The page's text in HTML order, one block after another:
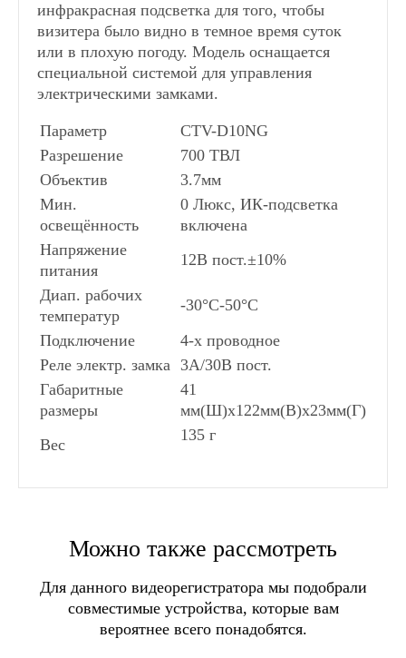
инфракрасная подсветка для того, чтобы
визитера было видно в темное время суток
или в плохую погоду. Модель оснащается
специальной системой для управления
электрическими замками.
Параметр
CTV-D10NG
Разрешение
700 ТВЛ
Объектив
3.7мм
Мин.
освещённость
0 Люкс, ИК-подсветка
включена
Напряжение
питания
12В пост.±10%
Диап. рабочих
температур
-30°C-50°C
Подключение
4-х проводное
Реле электр. замка 3А/30В пост.
Габаритные
размеры
41
мм(Ш)х122мм(В)х23мм(Г)
Вес
135 г
Управление: сенсорные кнопки
Количество каналов для выз.панелей: 2
панели вызова
с трубкой
Самовывоз в Москве
Самовывоз в Санкт-Питербурге
Самовывоз в пунктах выдачи заказов
СДЭК
Доставка транспортными компаниями
Можно также рассмотреть
Для данного видеорегистратора мы подобрали
совместимые устройства, которые вам
вероятнее всего понадобятся.